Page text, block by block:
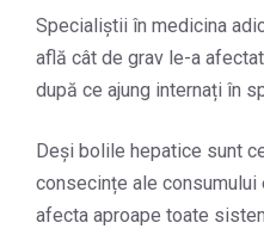
Specialiștii în medicina
află cât de grav le-a
după ce ajung internați în
Deși bolile hepatice sunt
consecințe ale
afecta aproape toate